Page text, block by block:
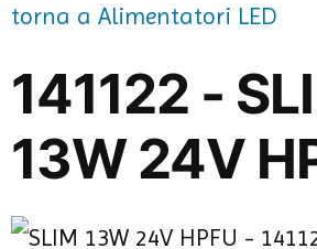
torna a Alimentatori LED
141122 -
13W 24V